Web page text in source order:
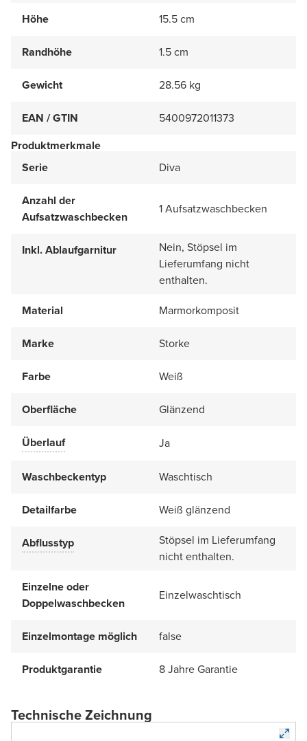
Höhe 15.5 cm
Randhöhe 1.5 cm
Gewicht 28.56 kg
EAN / GTIN
5400972011373
Produktmerkmale
Serie
Diva
Anzahl der
Aufsatzwaschbecken
1 Aufsatzwaschbecken
Inkl. Ablaufgarnitur
Nein, Stöpsel im
Lieferumfang nicht
enthalten.
Material
Marmorkomposit
Marke Storke
Farbe Weiß
Oberfläche Glänzend
Überlauf Ja
Waschbeckentyp Waschtisch
Detailfarbe Weiß glänzend
Abflusstyp
Stöpsel im Lieferumfang
nicht enthalten.
Einzelne oder
Doppelwaschbecken
Einzelwaschtisch
Einzelmontage möglich false
Produktgarantie 8 Jahre Garantie
Technische Zeichnung